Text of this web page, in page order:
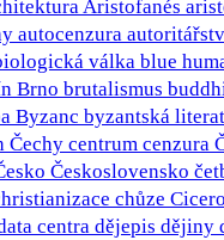
Aristofanés
autocenzura
válka blue
Brno brutalismus
Byzanc byzantská
Čechy centrum cenzura
Československo
chůze Cicero
centra dějepis dějiny